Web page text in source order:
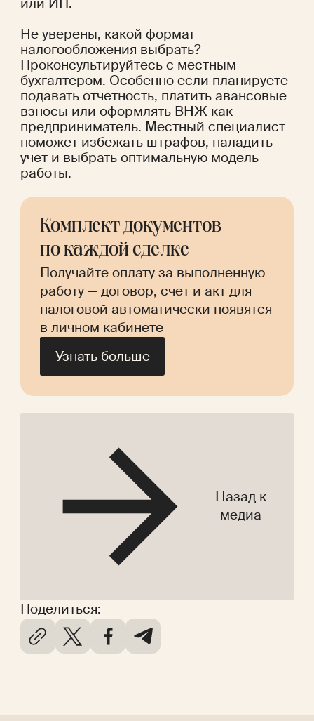
Поделиться:
Не уверены, какой формат
налогообложения выбрать?
Проконсультируйтесь с местным
бухгалтером. Особенно если планируете
подавать отчетность, платить авансовые
взносы или оформлять ВНЖ как
предприниматель. Местный специалист
поможет избежать штрафов, наладить
учет и выбрать оптимальную модель
работы.
Комплект документов
по каждой сделке
Получайте оплату за выполненную
работу — договор, счет и акт для
налоговой автоматически появятся
в личном кабинете
Узнать больше
Назад к
медиа